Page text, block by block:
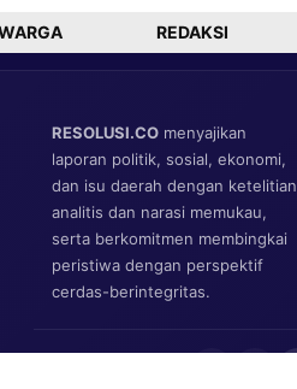
REDAKSI
RESOLUSI.CO menyajikan
laporan politik, sosial, ekonomi,
dan isu daerah dengan ketelitian
analitis dan narasi memukau,
serta berkomitmen membingkai
peristiwa dengan perspektif
cerdas-berintegritas.